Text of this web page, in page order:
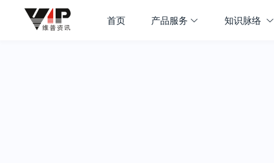
首页 产品服务 知识脉络